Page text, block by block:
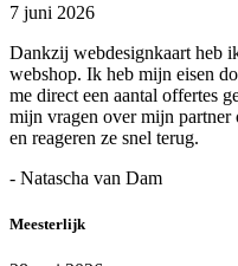
7 juni 2026
Dankzij webdesignkaart heb
webshop. Ik heb mijn eisen
me direct een aantal offertes
mijn vragen over mijn partner
en reageren ze snel terug.
- Natascha van Dam
Meesterlijk